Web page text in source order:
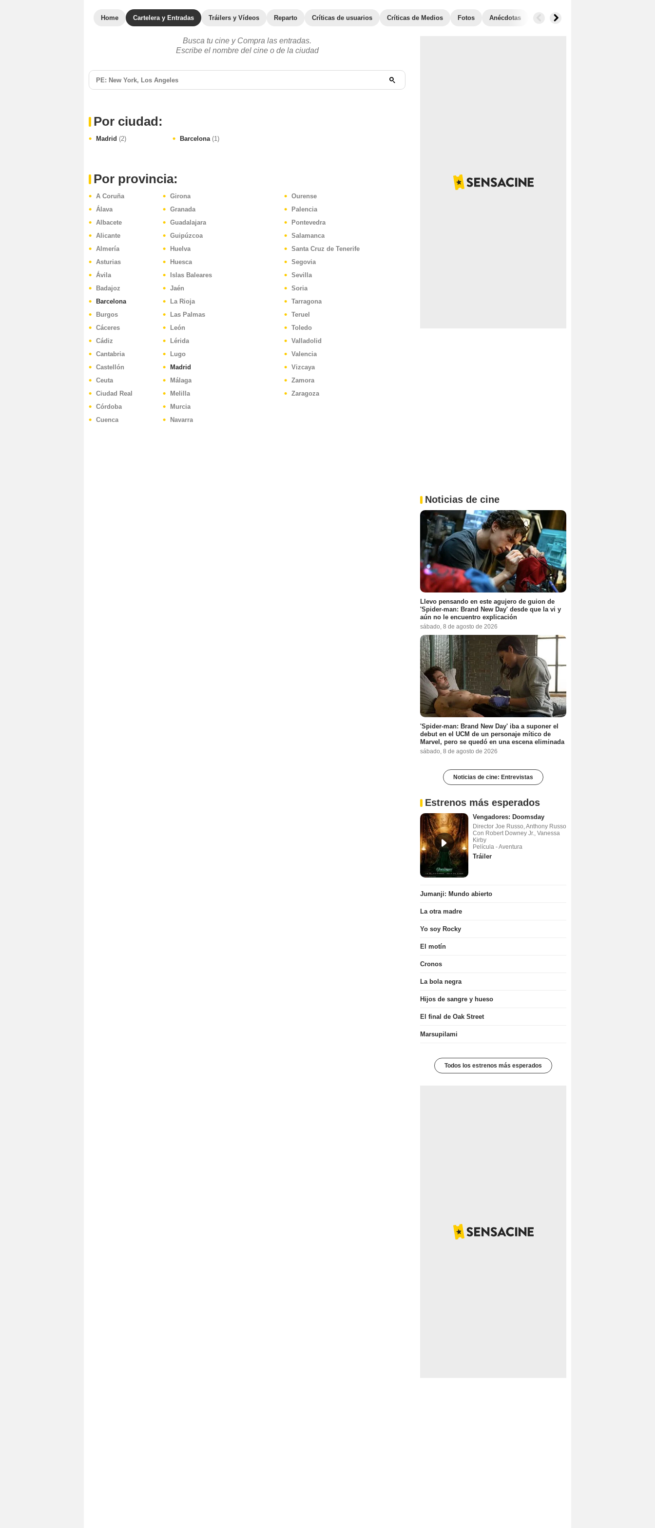
Home Cartelera y Entradas Tráilers y Vídeos Reparto Críticas de usuarios Críticas de Medios Fotos Anécdotas
Busca tu cine y Compra las entradas.
Escribe el nombre del cine o de la ciudad
Por ciudad:
Madrid (2) Barcelona(1)
Por provincia:
A Coruña
Álava
Albacete
Alicante
Almería
Asturias
Ávila
Badajoz
Barcelona
Burgos
Cáceres
Cádiz
Cantabria
Castellón
Ceuta
Ciudad Real
Córdoba
Cuenca
Girona
Granada
Guadalajara
Guipúzcoa
Huelva
Huesca
Islas Baleares
Jaén
La Rioja
Las Palmas
León
Lérida
Lugo
Madrid
Málaga
Melilla
Murcia
Navarra
Ourense
Palencia
Pontevedra
Salamanca
Santa Cruz de Tenerife
Segovia
Sevilla
Soria
Tarragona
Teruel
Toledo
Valladolid
Valencia
Vizcaya
Zamora
Zaragoza
Noticias de cine
Llevo pensando en este agujero de guion de
'Spider-man: Brand New Day' desde que la vi y
aún no le encuentro explicación
sábado, 8 de agosto de 2026
'Spider-man: Brand New Day' iba a suponer el
debut en el UCM de un personaje mítico de
Marvel, pero se quedó en una escena eliminada
sábado, 8 de agosto de 2026
Noticias de cine: Entrevistas
Estrenos más esperados
Vengadores: Doomsday
Director Joe Russo, Anthony Russo
Con Robert Downey Jr., Vanessa
Kirby
Película - Aventura
Tráiler
Jumanji: Mundo abierto
La otra madre
Yo soy Rocky
El motín
Cronos
La bola negra
Hijos de sangre y hueso
El final de Oak Street
Marsupilami
Todos los estrenos más esperados